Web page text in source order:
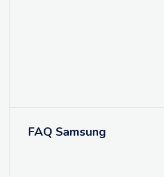
FAQ Samsung